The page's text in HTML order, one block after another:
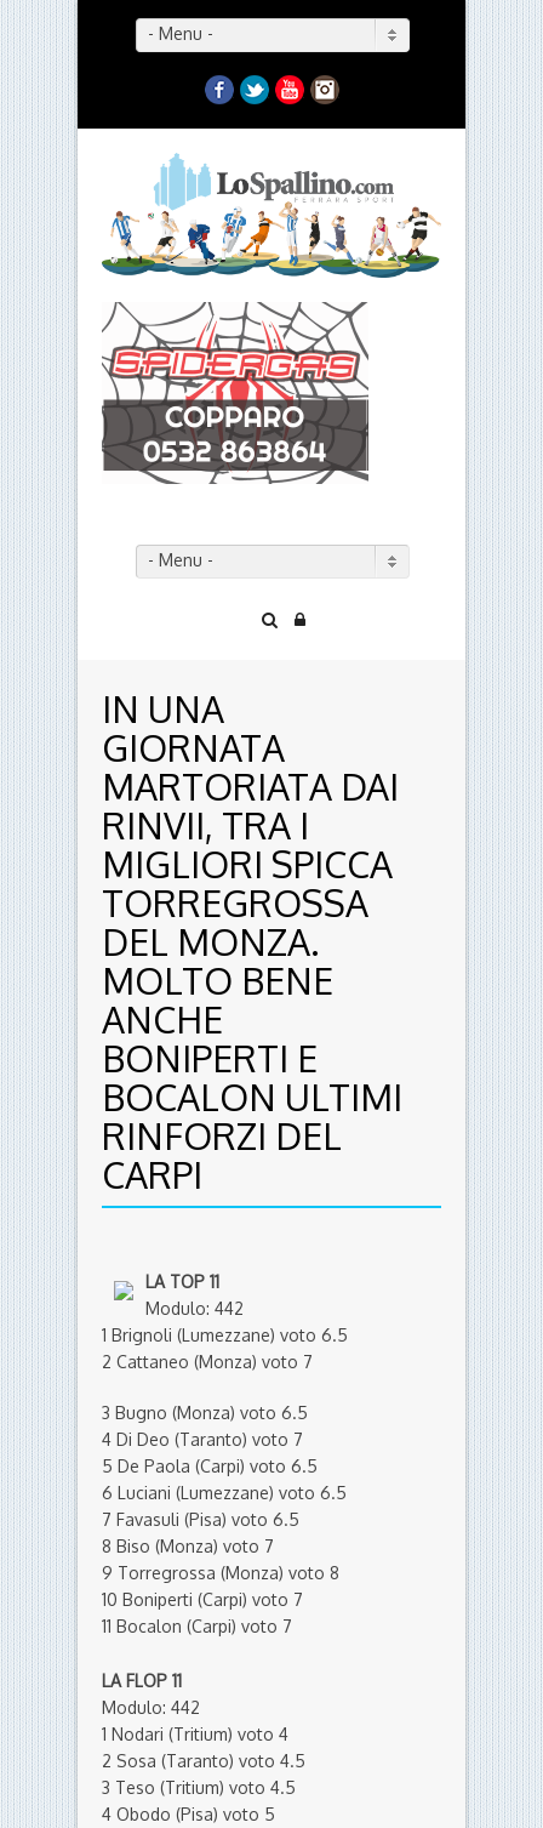
- Menu -
Facebook
TwitterYouTubeInstagram
- Menu -
IN UNA
GIORNATA
MARTORIATA DAI
RINVII, TRA I
MIGLIORI SPICCA
TORREGROSSA
DEL MONZA.
MOLTO BENE
ANCHE
BONIPERTI E
BOCALON ULTIMI
RINFORZI DEL
CARPI
LA TOP 11
Modulo: 442
1 Brignoli (Lumezzane) voto 6.5
2 Cattaneo (Monza) voto 7
3 Bugno (Monza) voto 6.5
4 Di Deo (Taranto) voto 7
5 De Paola (Carpi) voto 6.5
6 Luciani (Lumezzane) voto 6.5
7 Favasuli (Pisa) voto 6.5
8 Biso (Monza) voto 7
9 Torregrossa (Monza) voto 8
10 Boniperti (Carpi) voto 7
11 Bocalon (Carpi) voto 7
LA FLOP 11
Modulo: 442
1 Nodari (Tritium) voto 4
2 Sosa (Taranto) voto 4.5
3 Teso (Tritium) voto 4.5
4 Obodo (Pisa) voto 5